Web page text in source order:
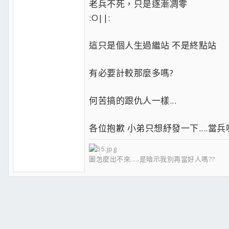
老兵不死，只是逐漸凋零
:O||:
這只是個人生過繼站 不是終點站
有必要計較那麼多嗎?
何苦搞的跟仇人一樣...
各位抱歉 小弟只想紓發一下....當兵
圖怎麼出不來.....是暗示我別再當好人嗎??